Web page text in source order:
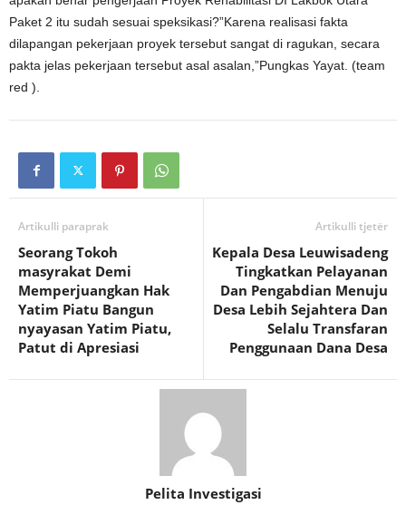
Paket 2 itu sudah sesuai speksikasi?”Karena realisasi fakta
dilapangan pekerjaan proyek tersebut sangat di ragukan, secara
pakta jelas pekerjaan tersebut asal asalan,”Pungkas Yayat. (team
red ).
Artikulli paraprak
Seorang Tokoh
masyrakat Demi
Memperjuangkan Hak
Yatim Piatu Bangun
nyayasan Yatim Piatu,
Patut di Apresiasi
Artikulli tjetër
Kepala Desa Leuwisadeng
Tingkatkan Pelayanan
Dan Pengabdian Menuju
Desa Lebih Sejahtera Dan
Selalu Transfaran
Penggunaan Dana Desa
Pelita Investigasi